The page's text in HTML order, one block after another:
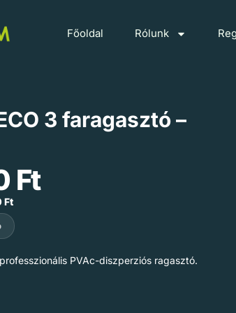
Főoldal Rólunk
3 faragasztó –
Ft
Ft
PVAc-diszperziós ragasztó.